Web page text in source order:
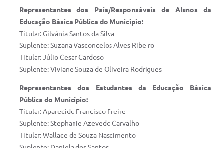
Representantes dos Pais/Responsáveis de Alunos da
Educação Básica Pública do Município:
Titular: Gilvânia Santos da Silva
Suplente: Suzana Vasconcelos Alves Ribeiro
Titular: Júlio Cesar Cardoso
Suplente: Viviane Souza de Oliveira Rodrigues
Representantes dos Estudantes da Educação Básica
Pública do Município:
Titular: Aparecido Francisco Freire
Suplente: Stephanie Azevedo Carvalho
Titular: Wallace de Souza Nascimento